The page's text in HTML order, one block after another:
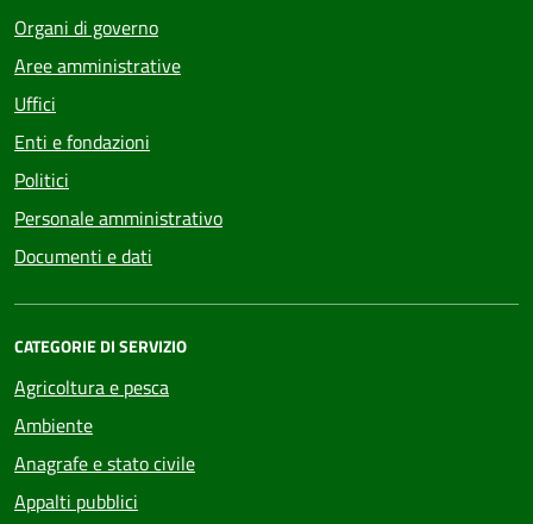
Organi di governo
Aree amministrative
Uffici
Enti e fondazioni
Politici
Personale amministrativo
Documenti e dati
CATEGORIE DI SERVIZIO
Agricoltura e pesca
Ambiente
Anagrafe e stato civile
Appalti pubblici